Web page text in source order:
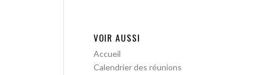
VOIR AUSSI
Accueil
Calendrier des réunions